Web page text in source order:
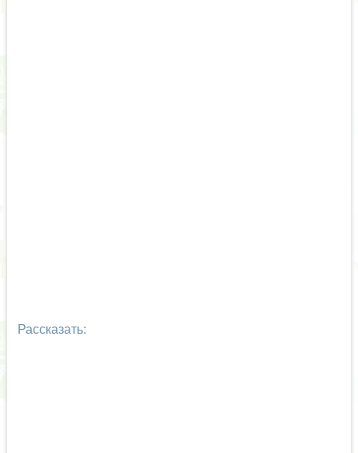
Рассказать: